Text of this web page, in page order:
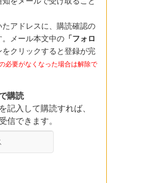
アドレスに、購読確認の
。メール本文中の「フォロ
をクリックすると登録が完
必要がなくなった場合は解除で
購読
記入して購読すれば、
信できます。